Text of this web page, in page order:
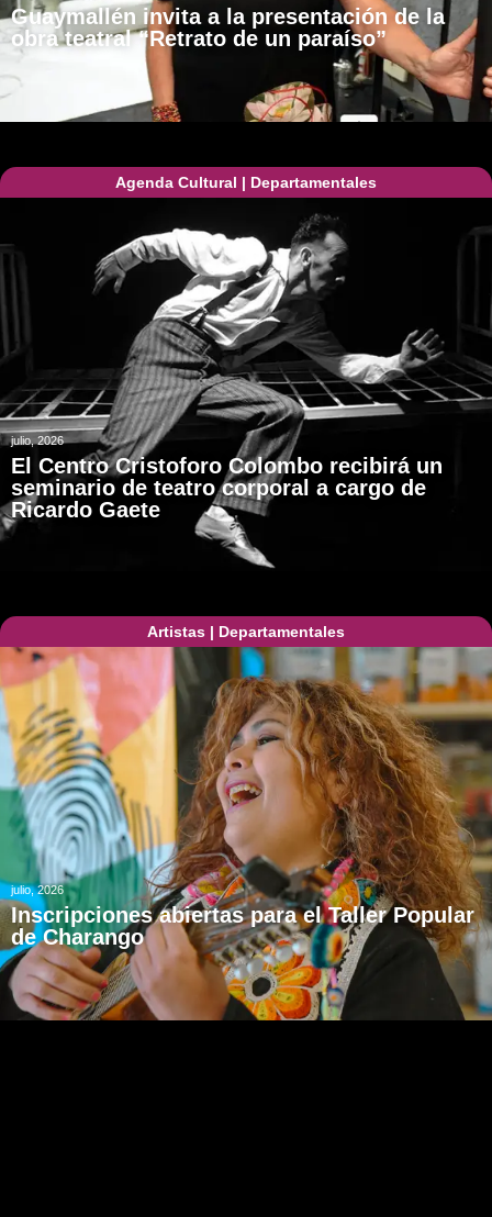
Guaymallén invita a la presentación de la
obra teatral “Retrato de un paraíso”
Agenda Cultural | Departamentales
julio, 2026
El Centro Cristoforo Colombo recibirá un
seminario de teatro corporal a cargo de
Ricardo Gaete
Artistas | Departamentales
julio, 2026
Inscripciones abiertas para el Taller Popular
de Charango